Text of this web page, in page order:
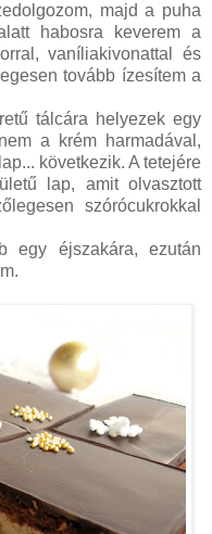
majd a puha
habosra keverem a
vaníliakivonattal és
tovább ízesítem a
tálcára helyezek egy
a krém harmadával,
következik. A tetejére
lap, amit olvasztott
szórócukrokkal
egy éjszakára, ezután